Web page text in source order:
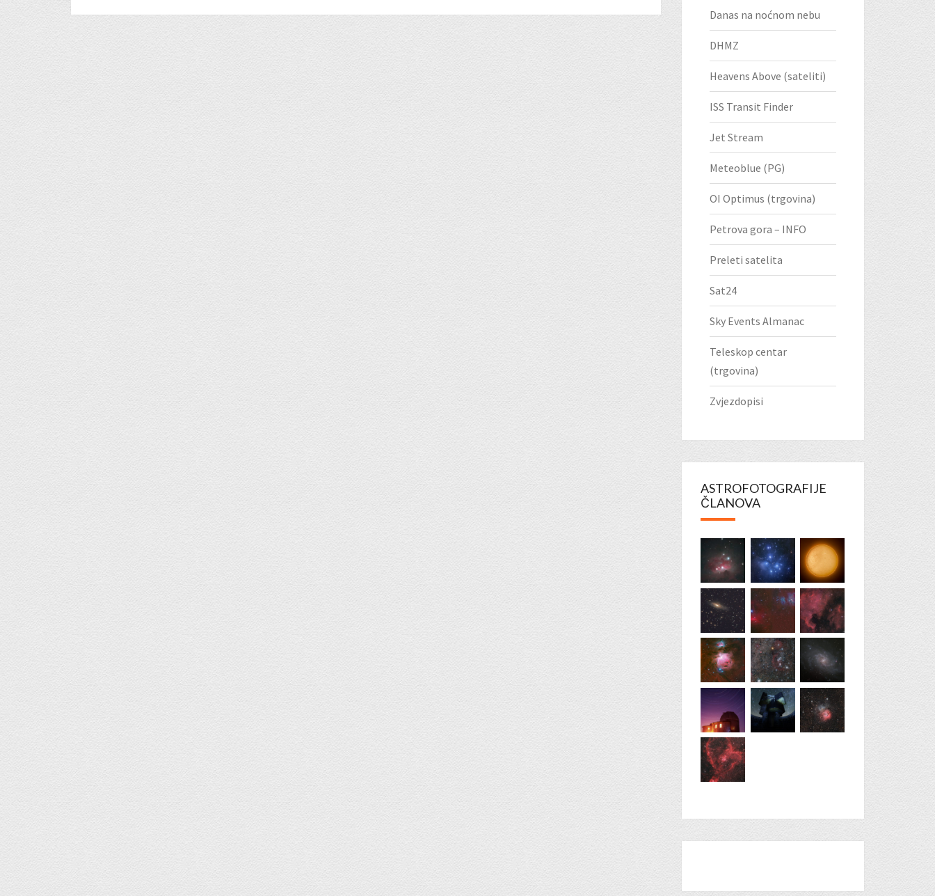
Danas na noćnom nebu
DHMZ
Heavens Above (sateliti)
ISS Transit Finder
Jet Stream
Meteoblue (PG)
OI Optimus (trgovina)
Petrova gora – INFO
Preleti satelita
Sat24
Sky Events Almanac
Teleskop centar
(trgovina)
Zvjezdopisi
ASTROFOTOGRAFIJE
ČLANOVA